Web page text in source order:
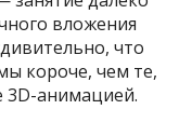
вложения
что
короче, чем те,
3D-анимацией.